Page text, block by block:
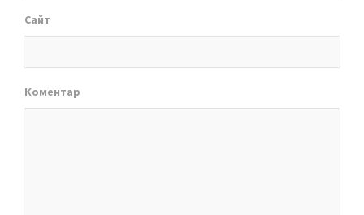
Сайт
Коментар